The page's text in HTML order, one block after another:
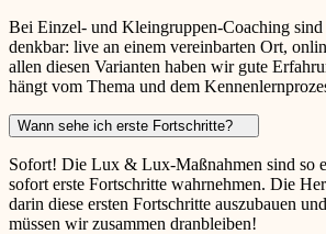
Bei Einzel- und Kleingruppen-Coaching sind
denkbar: live an einem vereinbarten Ort,
allen diesen Varianten haben wir gute
hängt vom Thema und dem
Wann sehe ich erste Fortschritte?
Sofort! Die Lux & Lux-Maßnahmen sind so
sofort erste Fortschritte wahrnehmen. Die
darin diese ersten Fortschritte auszubauen
müssen wir zusammen dranbleiben!